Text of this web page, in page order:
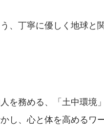
、丁寧に優しく地球と
を務める、「土中環境
し、心と体を高めるワ